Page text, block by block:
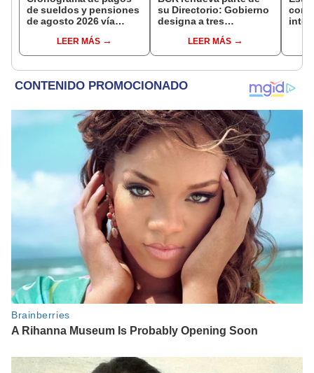
de sueldos y pensiones
de agosto 2026 vía
conoce las fechas de
depósito
LEER MÁS
su Directorio: Gobierno
designa a tres
EjecutivoLEER MÁS